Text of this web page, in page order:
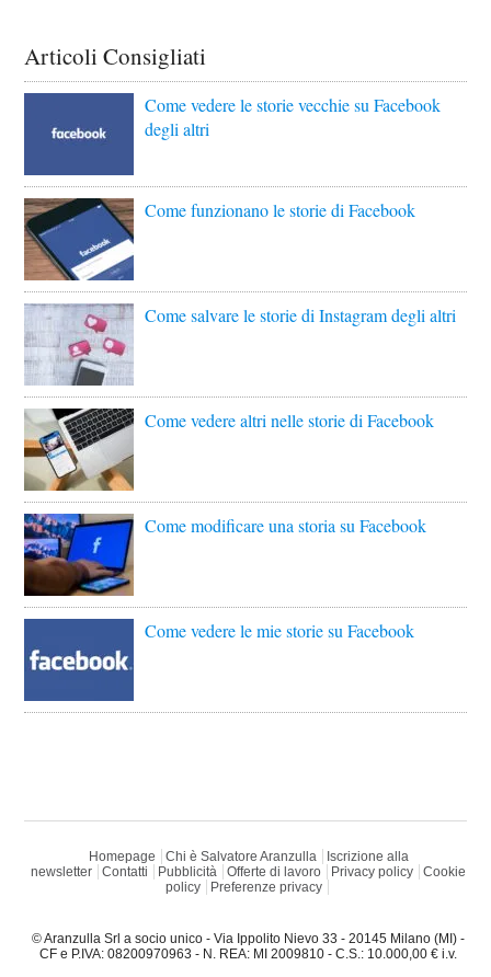
Articoli Consigliati
Come vedere le storie vecchie su Facebook
degli altri
Come funzionano le storie di Facebook
Come salvare le storie di Instagram degli altri
Come vedere altri nelle storie di Facebook
Come modificare una storia su Facebook
Come vedere le mie storie su Facebook
Homepage Chi è Salvatore Aranzulla
Iscrizione alla
newsletter
Contatti Pubblicità Offerte di lavoro Privacy policy
Cookie
policy
Preferenze privacy
© Aranzulla Srl a socio unico - Via Ippolito Nievo 33 - 20145 Milano (MI) -
CF e P.IVA: 08200970963 - N. REA: MI 2009810 - C.S.: 10.000,00 € i.v.